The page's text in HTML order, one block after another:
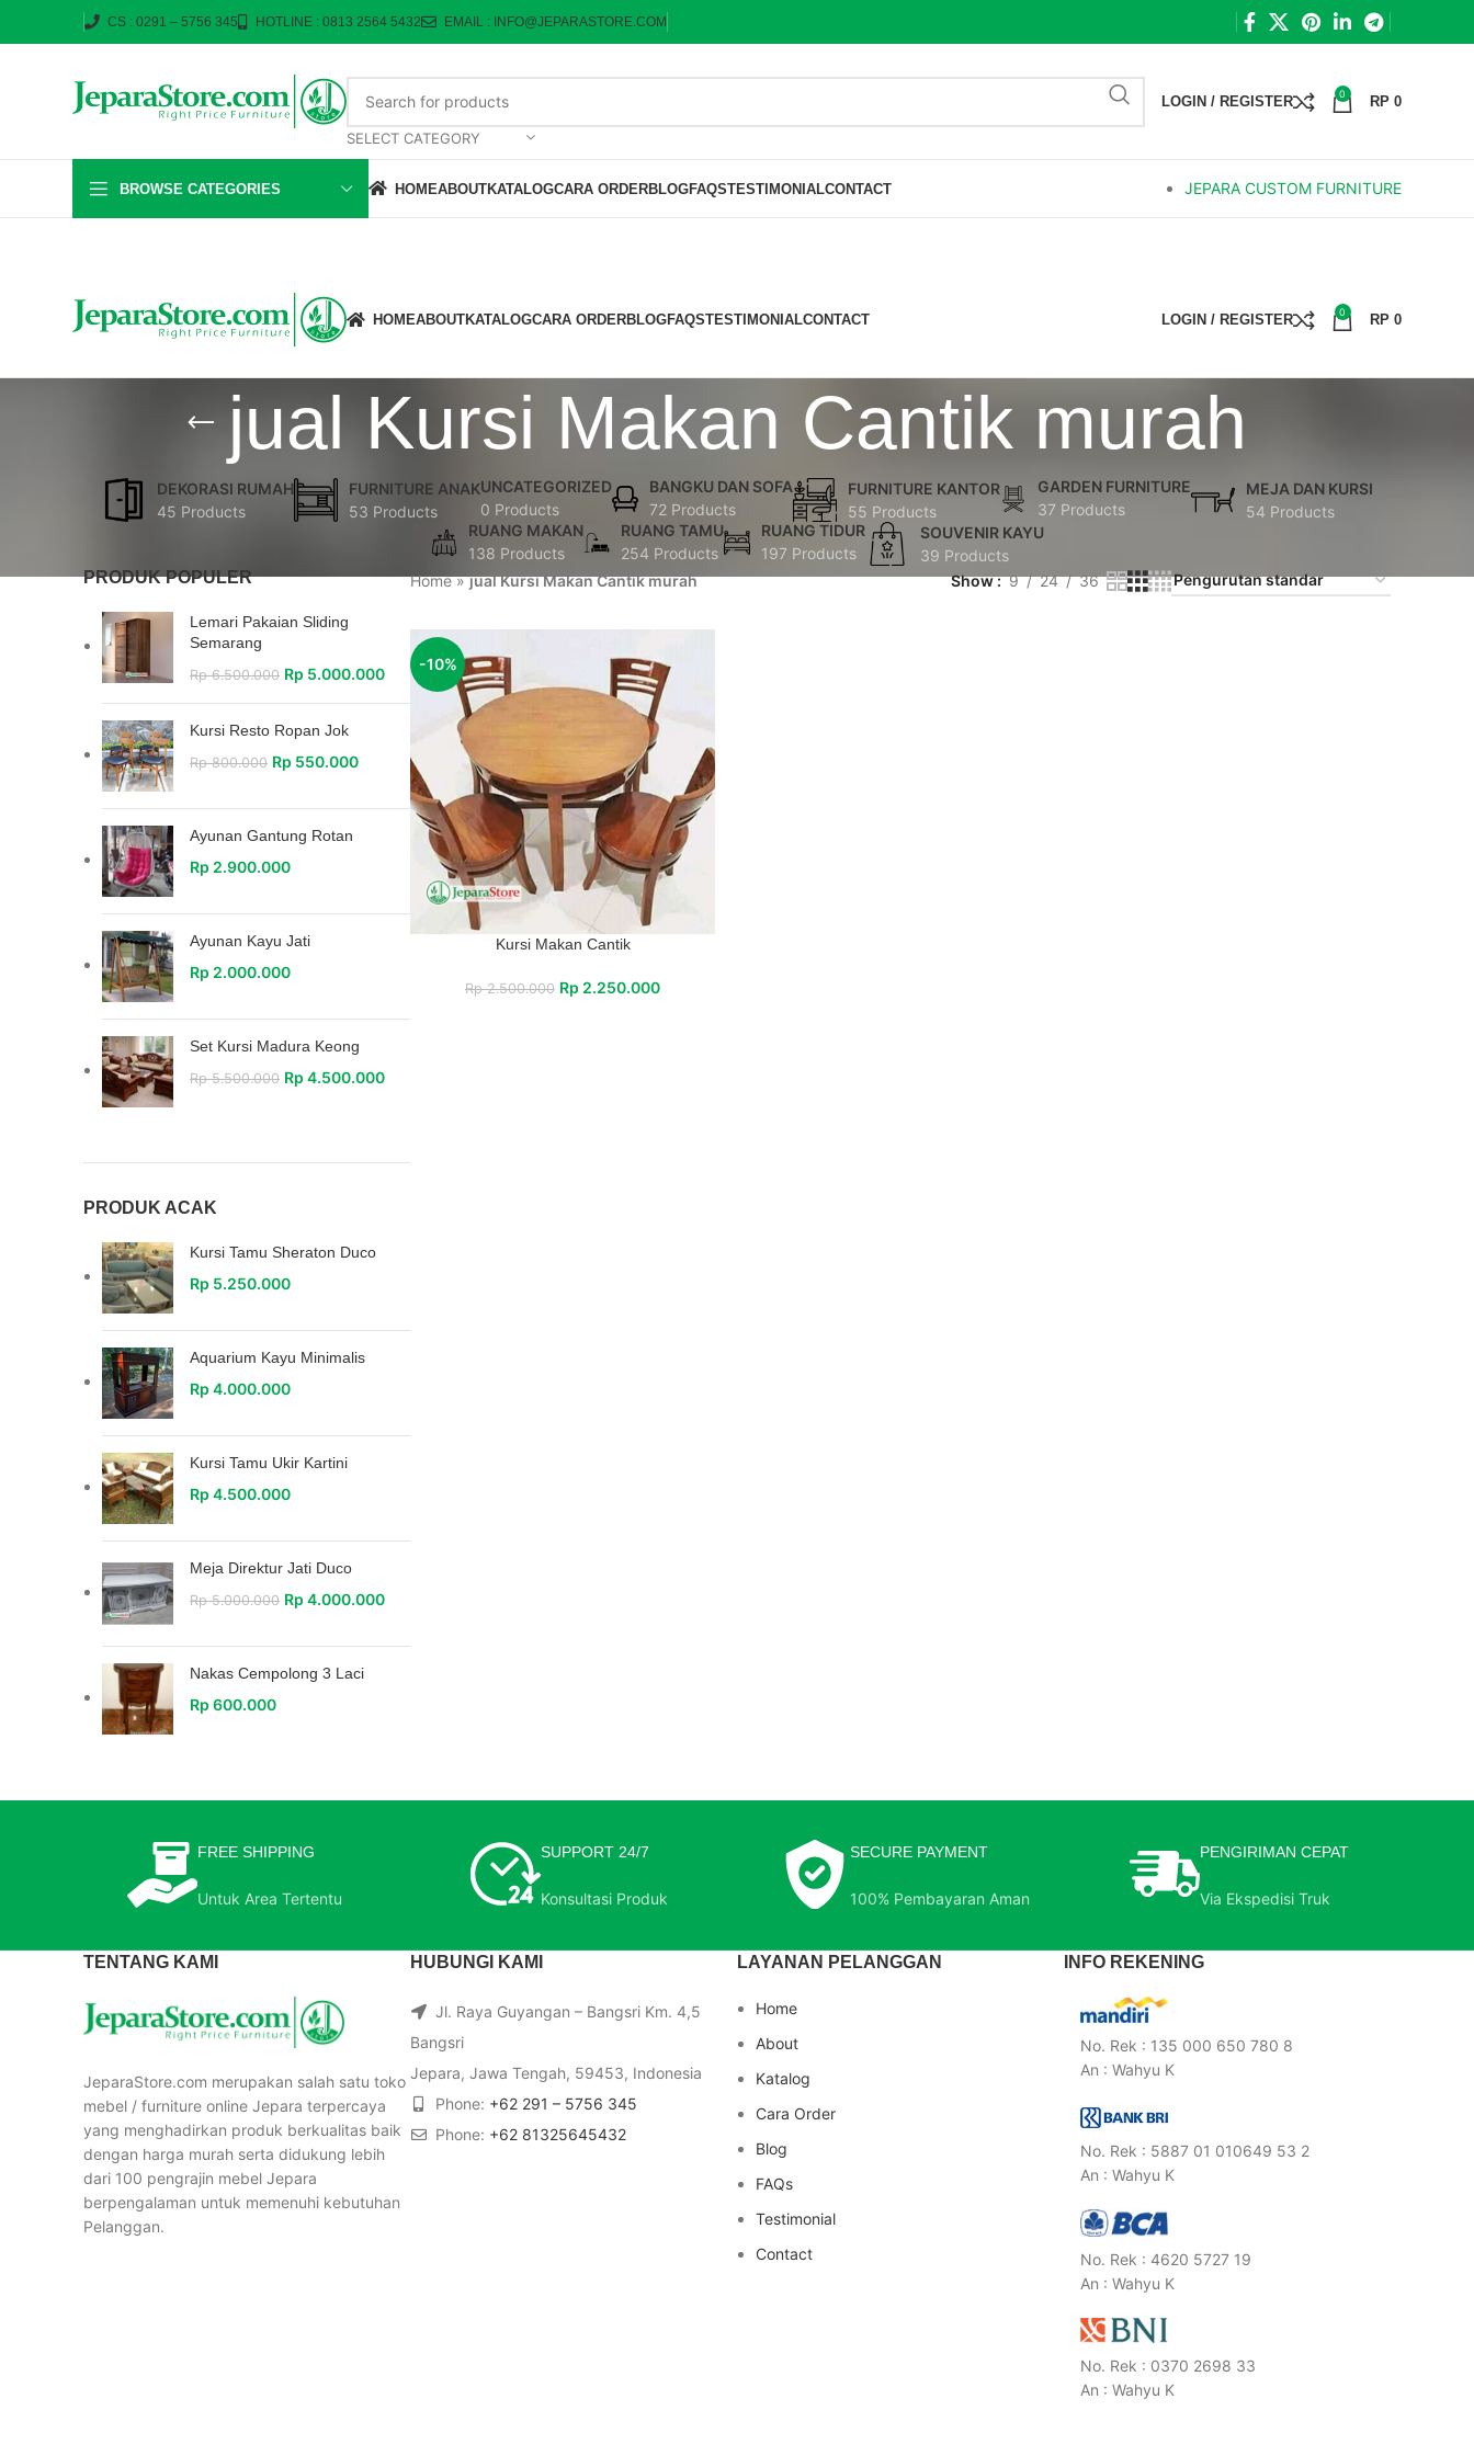
CS : 0291 – 5756 345 HOTLINE : 0813 2564 5432 EMAIL : INFO@JEPARASTORE.COM
SELECT CATEGORY
LOGIN / REGISTER 0 RP 0
BROWSE CATEGORIES HOMEABOUTKATALOGCARA ORDERBLOGFAQSTESTIMONIALCONTACT JEPARA CUSTOM FURNITURE
HOMEABOUTKATALOGCARA ORDERBLOGFAQSTESTIMONIALCONTACT LOGIN / REGISTER 0 RP 0
jual Kursi Makan Cantik murah
DEKORASI RUMAH
45 Products
FURNITURE ANAK
53 Products
UNCATEGORIZED
0 Products
BANGKU DAN SOFA
72 Products
FURNITURE KANTOR
55 Products
GARDEN FURNITURE
37 Products
MEJA DAN KURSI
54 Products
RUANG MAKAN
138 Products
RUANG TAMU
254 Products
RUANG TIDUR
197 Products
SOUVENIR KAYU
39 Products
PRODUK POPULER
Lemari Pakaian Sliding
Semarang
Rp6.500.000 Rp 5.000.000
Kursi Resto Ropan Jok
Rp800.000 Rp 550.000
Ayunan Gantung Rotan
Rp 2.900.000
Ayunan Kayu Jati
Rp 2.000.000
Set Kursi Madura Keong
Rp5.500.000 Rp 4.500.000
PRODUK ACAK
Kursi Tamu Sheraton Duco
Rp 5.250.000
Aquarium Kayu Minimalis
Rp 4.000.000
Kursi Tamu Ukir Kartini
Rp 4.500.000
Meja Direktur Jati Duco
Rp5.000.000 Rp 4.000.000
Nakas Cempolong 3 Laci
Rp 600.000
Home»jual Kursi Makan Cantik murah Show 9 24 36
-10%
Kursi Makan Cantik
Rp2.500.000 Rp 2.250.000
FREE SHIPPING
Untuk Area Tertentu
SUPPORT 24/7
Konsultasi Produk
SECURE PAYMENT
100% Pembayaran Aman
PENGIRIMAN CEPAT
Via Ekspedisi Truk
TENTANG KAMI
JeparaStore.com merupakan salah satu toko
mebel / furniture online Jepara terpercaya
yang menghadirkan produk berkualitas baik
dengan harga murah serta didukung lebih
dari 100 pengrajin mebel Jepara
berpengalaman untuk memenuhi kebutuhan
Pelanggan.
HUBUNGI KAMI
Jl. Raya Guyangan – Bangsri Km. 4,5
Bangsri
Jepara, Jawa Tengah, 59453, Indonesia
Phone: +62 291 – 5756 345
Phone: +62 81325645432
LAYANAN PELANGGAN
Home
About
Katalog
Cara Order
Blog
FAQs
Testimonial
Contact
INFO REKENING
No. Rek : 135 000 650 780 8
An : Wahyu K
No. Rek : 5887 01 010649 53 2
An : Wahyu K
No. Rek : 4620 5727 19
An : Wahyu K
No. Rek : 0370 2698 33
An : Wahyu K